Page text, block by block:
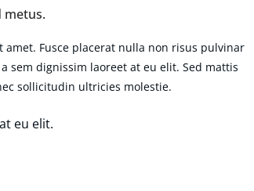
metus.
Fusce placerat nulla non risus pulvinar
dignissim laoreet at eu elit. Sed mattis
sollicitudin ultricies molestie.
eu elit.